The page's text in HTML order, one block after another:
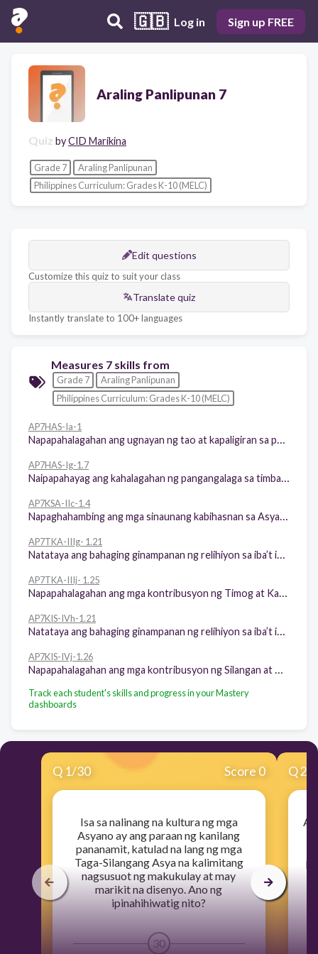
🇬🇧 Log in Sign up FREE
Araling Panlipunan 7
Quiz byCID Marikina
Grade 7
Araling Panlipunan
Philippines Curriculum: Grades K-10 (MELC)
Edit questions
Customize this quiz to suit your class
Translate quiz
Instantly translate to 100+ languages
Measures 7 skills from
Grade 7
Araling Panlipunan
Philippines Curriculum: Grades K-10 (MELC)
AP7HAS-Ia-1
AP7HAS-Ig-1.7
AP7KSA-IIc-1.4
AP7TKA-IIIg- 1.21
AP7TKA-IIIj- 1.25
AP7KIS-IVh-1.21
AP7KIS-IVj-1.26
Track each student's skills and progress in your Mastery
dashboards
Q 1/30 Score 0
Isa sa nalinang na kultura ng mga
Asyano ay ang paraan ng kanilang
pananamit, katulad na lang ng mga
Taga-Silangang Asya na kalimitang
nagsusuot ng makukulay at may
marikit na disenyo. Ano ng
ipinahihiwatig nito?
30
Q2